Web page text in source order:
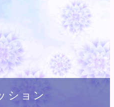
ション